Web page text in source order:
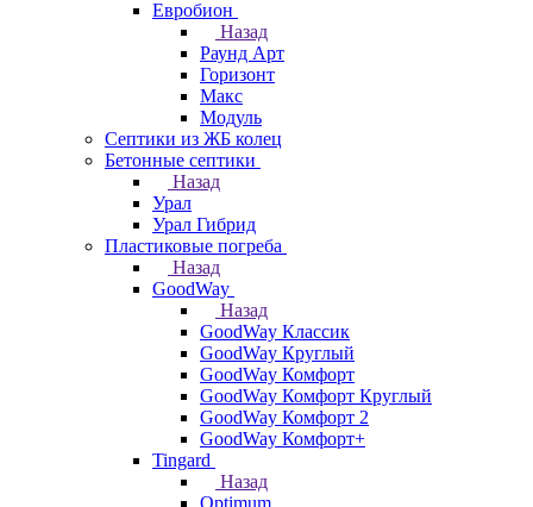
Евробион
Назад
Раунд Арт
Горизонт
Макс
Модуль
Септики из ЖБ колец
Бетонные септики
Назад
Урал
Урал Гибрид
Пластиковые погреба
Назад
GoodWay
Назад
GoodWay Классик
GoodWay Круглый
GoodWay Комфорт
GoodWay Комфорт Круглый
GoodWay Комфорт 2
GoodWay Комфорт+
Tingard
Назад
Optimum